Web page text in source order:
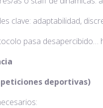
pasa desapercibido…
deportivas)